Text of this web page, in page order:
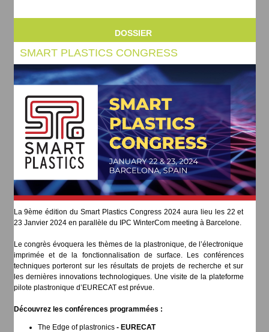
DOSSIER
SMART PLASTICS CONGRESS
La 9ème édition du Smart Plastics Congress 2024 aura lieu les 22 et
23 Janvier 2024 en parallèle du IPC WinterCom meeting à Barcelone.
Le congrès évoquera les thèmes de la plastronique, de l’électronique
imprimée et de la fonctionnalisation de surface. Les conférences
techniques porteront sur les résultats de projets de recherche et sur
les dernières innovations technologiques. Une visite de la plateforme
pilote plastronique d’EURECAT est prévue.
Découvrez les conférences programmées :
The Edge of plastronics- EURECAT